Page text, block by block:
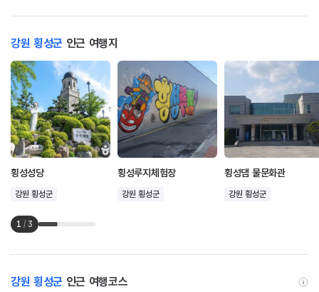
강원 횡성군 인근 여행지
횡성성당
강원 횡성군
횡성루지체험장
강원 횡성군
횡성댐 물문화관
강원 횡성군
1 / 3
강원 횡성군 인근 여행코스